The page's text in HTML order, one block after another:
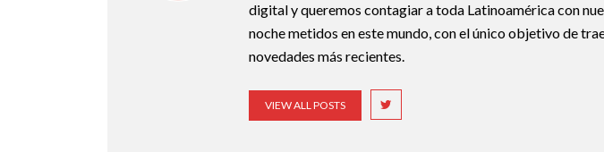
digital y queremos contagiar a toda Latinoamérica con
noche metidos en este mundo, con el único objetivo de
novedades más recientes.
VIEW ALL POSTS